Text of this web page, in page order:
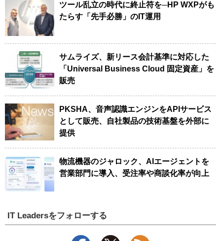
ツール乱立の時代に終止符を─HP WXPがも
たらす「先手必勝」のIT運用
サムライズ、新リース会計基準に対応した
「Universal Business Cloud 固定資産」を
販売
PKSHA、音声認識エンジンをAPIサービス
として販売、自社製品の技術基盤を外部に
提供
物流機器のジャロック、AIエージェントを
営業部門に導入、受注率や商談化率が向上
IT Leadersをフォローする